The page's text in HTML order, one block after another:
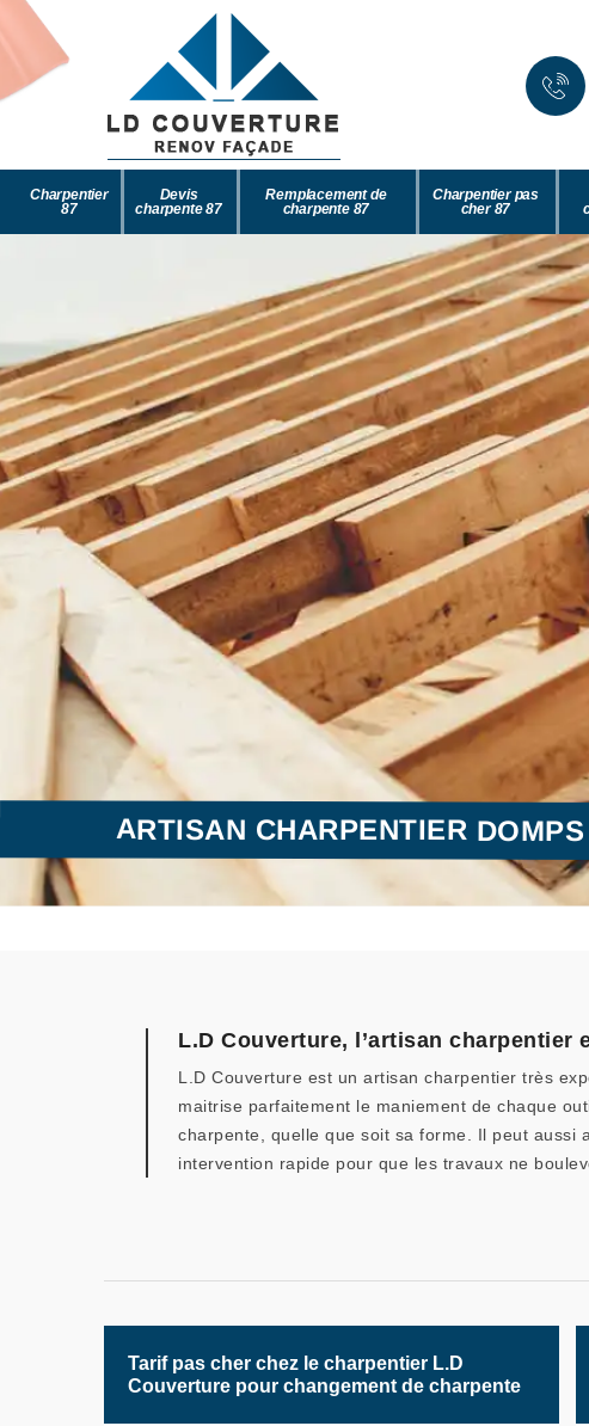
Charpentier
87
Devis
charpente 87
Remplacement de
charpente 87
Charpentier pas
cher 87
ARTISAN CHARPENTIER
L.D Couverture, l’artisan charpentier
L.D Couverture est un artisan charpentier très
maitrise parfaitement le maniement de chaque
charpente, quelle que soit sa forme. Il peut aussi
intervention rapide pour que les travaux ne
Tarif pas cher chez le charpentier L.D
Couverture pour changement de charpente